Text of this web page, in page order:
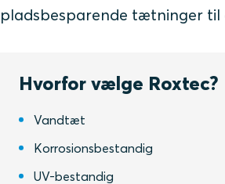
pladsbesparende tætninger
Hvorfor vælge Roxtec?
Vandtæt
Korrosionsbestandig
UV-bestandig